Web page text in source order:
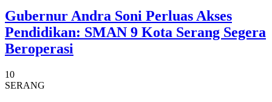
Gubernur Andra Soni Perluas Akses
Pendidikan: SMAN 9 Kota Serang Segera
Beroperasi
10
SERANG